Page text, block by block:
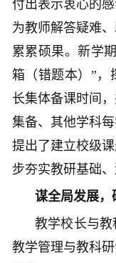
付出表示衷心的
为教师解答疑难
累累硕果。新学
箱（错题本）”，
长集体备课时间
集备、其他学科
提出了建立校级
步夯实教研基础、
谋全局发展，
教学校长与
教学管理与教科